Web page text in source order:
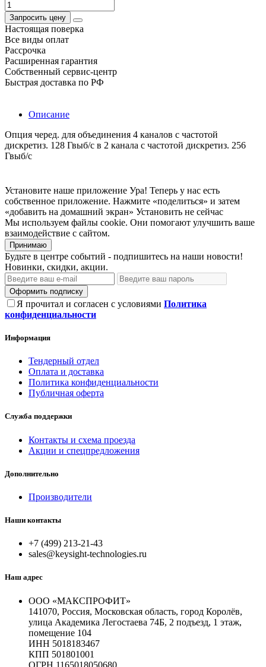
Запросить цену
Настоящая поверка
Все виды оплат
Рассрочка
Расширенная гарантия
Собственный сервис-центр
Быстрая доставка по РФ
Описание
Опция черед. для объединения 4 каналов с частотой
дискретиз. 128 Гвыб/c в 2 канала с частотой дискретиз. 256
Гвыб/с
Установите наше приложение Ура! Теперь у нас есть
собственное приложение. Нажмите «поделиться» и затем
«добавить на домашний экран» Установить не сейчас
Мы используем файлы cookie. Они помогают улучшить ваше
взаимодействие с сайтом.
Принимаю
Будьте в центре событий - подпишитесь на наши новости!
Новинки, скидки, акции.
Оформить подписку
Я прочитал и согласен с условиями Политика
конфиденциальности
Информация
Тендерный отдел
Оплата и доставка
Политика конфиденциальности
Публичная оферта
Служба поддержки
Контакты и схема проезда
Акции и спецпредложения
Дополнительно
Производители
Наши контакты
+7 (499) 213-21-43
sales@keysight-technologies.ru
Наш адрес
ООО «МАКСПРОФИТ»
141070, Россия, Московская область, город Королёв,
улица Академика Легостаева 74Б, 2 подъезд, 1 этаж,
помещение 104
ИНН 5018183467
КПП 501801001
ОГРН 1165018050680